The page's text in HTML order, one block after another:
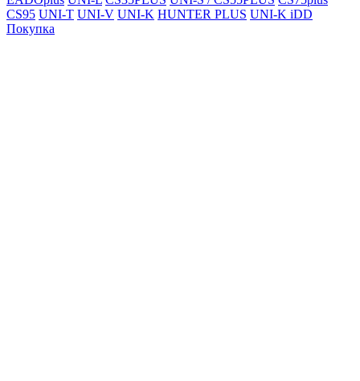
CS95 UNI-T UNI-V UNI-K HUNTER PLUS UNI-K iDD
Покупка